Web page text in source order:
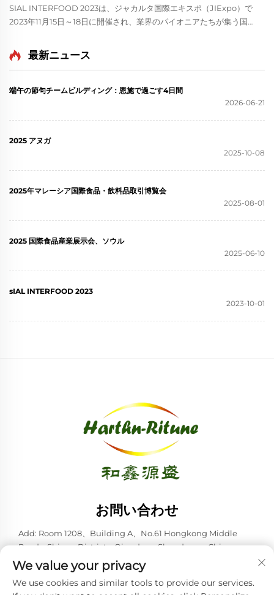
SIAL INTERFOOD 2023は、ジャカルタ国際エキスポ（JIExpo）で
2023年11月15日～18日に開催され、業界のパイオニアたちが集う国
長している食品ハブとして、...
最新ニュース
端午の節句チームビルディング：恩施で過ごす4日間
2026-06-21
2025 アヌガ
2025-10-08
2025年マレーシア国際食品・飲料品取引博覧会
2025-08-01
2025 国際食品産業展示会、ソウル
2025-06-10
sIAL INTERFOOD 2023
2023-10-01
お問い合わせ
Add: Room 1208、Building A、No.61 Hongkong Middle
Road、Shinan District、Qingdao、Shandong、China
電話番号： +86-53285879528
Eメール:[email protected]
We value your privacy
We use cookies and similar tools to provide our services.